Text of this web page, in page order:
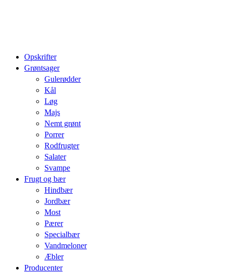
Opskrifter
Grøntsager
Gulerødder
Kål
Løg
Majs
Nemt grønt
Porrer
Rodfrugter
Salater
Svampe
Frugt og bær
Hindbær
Jordbær
Most
Pærer
Specialbær
Vandmeloner
Æbler
Producenter